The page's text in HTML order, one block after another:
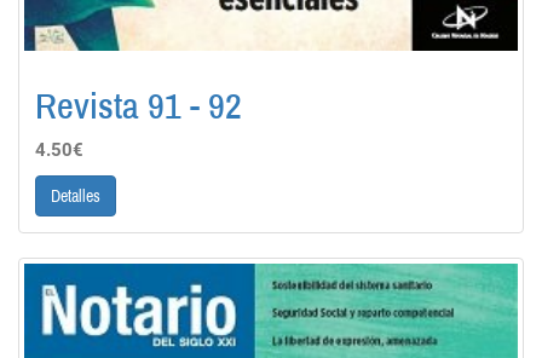
Revista 91 - 92
4.50€
Detalles